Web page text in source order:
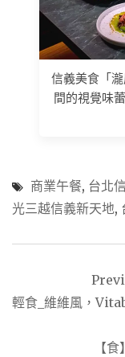
信義美食「
間的視覺味
商業午餐, 台北
光三越信義新天地,
章
導
輕食_維維風，
【